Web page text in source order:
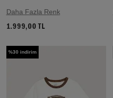
Daha Fazla Renk
1.999,00 TL
%30 indirim